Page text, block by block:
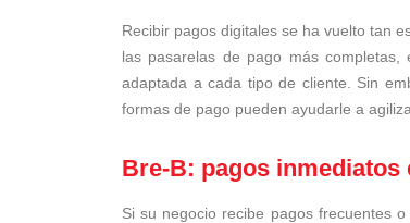
Recibir pagos digitales se ha vuelto tan
las pasarelas de pago más
adaptada a cada tipo de cliente. Sin
formas de pago pueden ayudarle a
Bre-B: pagos inmediatos
Si su negocio recibe pagos frecuentes